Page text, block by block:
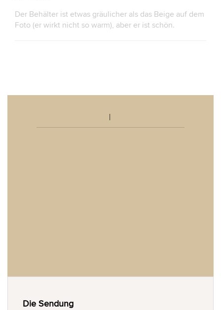
Der Behälter ist etwas gräulicher als das Beige auf dem
Foto (er wirkt nicht so warm), aber er ist schön.
Die Sendung